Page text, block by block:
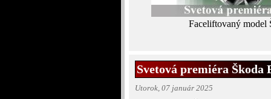
Faceliftovaný model
Svetová premiéra Škoda
Utorok, 07 január 2025